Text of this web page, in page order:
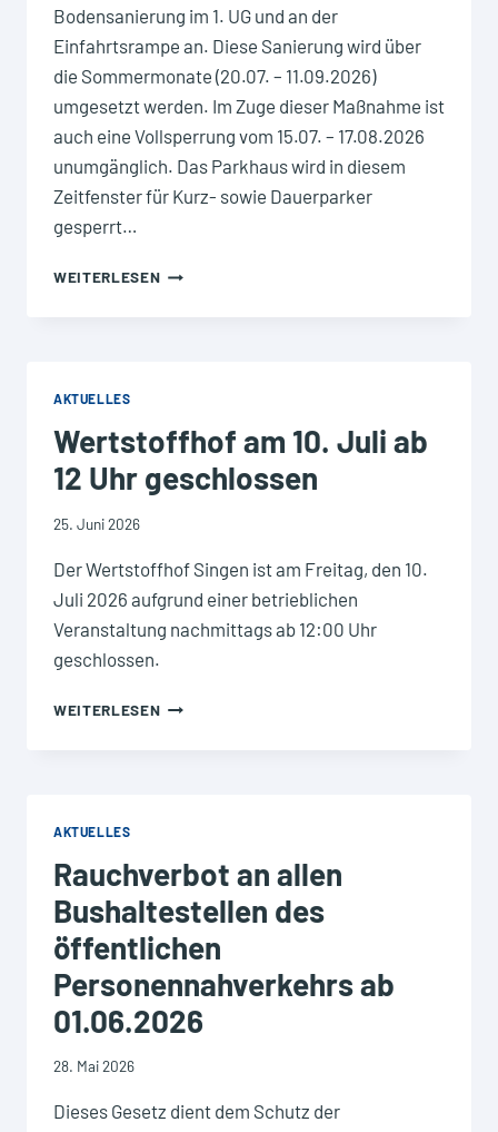
Bodensanierung im 1. UG und an der
Einfahrtsrampe an. Diese Sanierung wird über
die Sommermonate (20.07. – 11.09.2026)
umgesetzt werden. Im Zuge dieser Maßnahme ist
auch eine Vollsperrung vom 15.07. – 17.08.2026
unumgänglich. Das Parkhaus wird in diesem
Zeitfenster für Kurz- sowie Dauerparker
gesperrt…
WEITERLESENGROSS-S
AKTUELLES
Wertstoffhof am 10. Juli ab
12 Uhr geschlossen
25. Juni 2026
Der Wertstoffhof Singen ist am Freitag, den 10.
Juli 2026 aufgrund einer betrieblichen
Veranstaltung nachmittags ab 12:00 Uhr
geschlossen.
WEITERLESENWERTSTOFFHOF
GESCHLOSSEN
AKTUELLES
Rauchverbot an allen
Bushaltestellen des
öffentlichen
Personennahverkehrs ab
01.06.2026
28. Mai 2026
Dieses Gesetz dient dem Schutz der